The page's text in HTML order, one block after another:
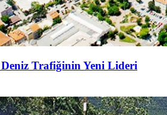
Deniz Trafiğinin Yeni Lideri